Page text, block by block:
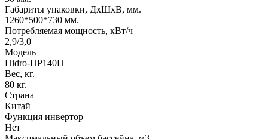
Габариты упаковки, ДхШхВ, мм.
1260*500*730 мм.
Потребляемая мощность, кВт/ч
2,9/3,0
Модель
Hidro-HP140H
Вес, кг.
80 кг.
Страна
Китай
Функция инвертор
Нет